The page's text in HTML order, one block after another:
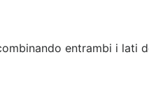
entrambi i lati